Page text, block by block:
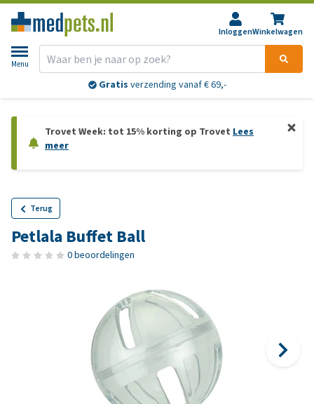
InloggenWinkelwagen
Menu
Gratis verzending vanaf € 69,-
Trovet Week: tot 15% korting op Trovet Lees
meer
Terug
Petlala Buffet Ball
0 beoordelingen